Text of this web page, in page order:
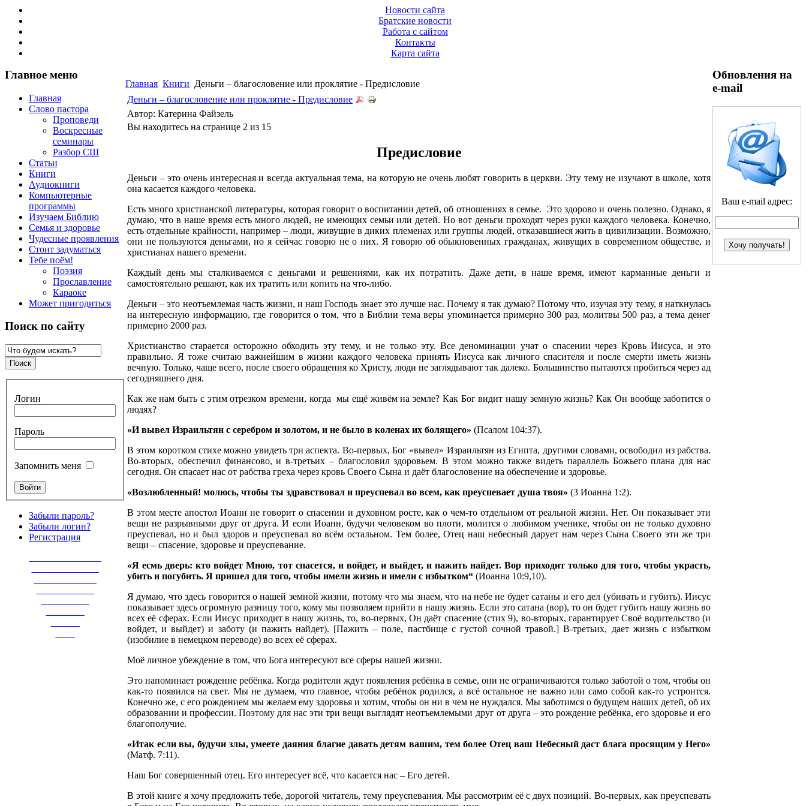
Новости сайта
Братские новости
Работа с сайтом
Контакты
Карта сайта
Главное меню
Главная
Слово пастора
Проповеди
Воскресные
семинары
Разбор СШ
Статьи
Книги
Аудиокниги
Компьютерные
программы
Изучаем Библию
Семья и здоровье
Чудесные проявления
Стоит задуматься
Тебе поём!
Поэзия
Прославление
Караоке
Может пригодиться
Поиск по сайту
Логин
Пароль
Запомнить меня
Забыли пароль?
Забыли логин?
Регистрация
Главная Книги Деньги – благословение или проклятие - Предисловие
Деньги – благословение или проклятие - Предисловие
Автор: Катерина Файзель
Вы находитесь на странице 2 из 15
Предисловие
Деньги – это очень интересная и всегда актуальная тема, на которую не очень любят говорить в церкви. Эту тему не изучают в школе, хотя
она касается каждого человека.
Есть много христианской литературы, которая говорит о воспитании детей, об отношениях в семье. Это здорово и очень полезно. Однако, я
думаю, что в наше время есть много людей, не имеющих семьи или детей. Но вот деньги проходят через руки каждого человека. Конечно,
есть отдельные крайности, например – люди, живущие в диких племенах или группы людей, отказавшиеся жить в цивилизации. Возможно,
они не пользуются деньгами, но я сейчас говорю не о них. Я говорю об обыкновенных гражданах, живущих в современном обществе, и
христианах нашего времени.
Каждый день мы сталкиваемся с деньгами и решениями, как их потратить. Даже дети, в наше время, имеют карманные деньги и
самостоятельно решают, как их тратить или копить на что-либо.
Деньги – это неотъемлемая часть жизни, и наш Господь знает это лучше нас. Почему я так думаю? Потому что, изучая эту тему, я наткнулась
на интересную информацию, где говорится о том, что в Библии тема веры упоминается примерно 300 раз, молитвы 500 раз, а тема денег
примерно 2000 раз.
Христианство старается осторожно обходить эту тему, и не только эту. Все деноминации учат о спасении через Кровь Иисуса, и это
правильно. Я тоже считаю важнейшим в жизни каждого человека принять Иисуса как личного спасителя и после смерти иметь жизнь
вечную. Только, чаще всего, после своего обращения ко Христу, люди не заглядывают так далеко. Большинство пытаются пробиться через ад
сегодняшнего дня.
Как же нам быть с этим отрезком времени, когда мы ещё живём на земле? Как Бог видит нашу земную жизнь? Как Он вообще заботится о
людях?
«И вывел Израильтян с серебром и золотом, и не было в коленах их болящего» (Псалом 104:37).
В этом коротком стихе можно увидеть три аспекта. Во-первых, Бог «вывел» Израильтян из Египта, другими словами, освободил из рабства.
Во-вторых, обеспечил финансово, и в-третьих – благословил здоровьем. В этом можно также видеть параллель Божьего плана для нас
сегодня. Он спасает нас от рабства греха через кровь Своего Сына и даёт благословение на обеспечение и здоровье.
«Возлюбленный! молюсь, чтобы ты здравствовал и преуспевал во всем, как преуспевает душа твоя» (3 Иоанна 1:2).
В этом месте апостол Иоанн не говорит о спасении и духовном росте, как о чем-то отдельном от реальной жизни. Нет. Он показывает эти
вещи не разрывными друг от друга. И если Иоанн, будучи человеком во плоти, молится о любимом ученике, чтобы он не только духовно
преуспевал, но и был здоров и преуспевал во всём остальном. Тем более, Отец наш небесный дарует нам через Сына Своего эти же три
вещи – спасение, здоровье и преуспевание.
«Я есмь дверь: кто войдет Мною, тот спасется, и войдет, и выйдет, и пажить найдет. Вор приходит только для того, чтобы украсть,
убить и погубить. Я пришел для того, чтобы имели жизнь и имели с избытком“ (Иоанна 10:9,10).
Я думаю, что здесь говорится о нашей земной жизни, потому что мы знаем, что на небе не будет сатаны и его дел (убивать и губить). Иисус
показывает здесь огромную разницу того, кому мы позволяем прийти в нашу жизнь. Если это сатана (вор), то он будет губить нашу жизнь во
всех её сферах. Если Иисус приходит в нашу жизнь, то, во-первых, Он даёт спасение (стих 9), во-вторых, гарантирует Своё водительство (и
войдет, и выйдет) и заботу (и пажить найдет). [Пажить – поле, пастбище с густой сочной травой.] В-третьих, дает жизнь с избытком
(изобилие в немецком переводе) во всех её сферах.
Моё личное убеждение в том, что Бога интересуют все сферы нашей жизни.
Это напоминает рождение ребёнка. Когда родители ждут появления ребёнка в семье, они не ограничиваются только заботой о том, чтобы он
как-то появился на свет. Мы не думаем, что главное, чтобы ребёнок родился, а всё остальное не важно или само собой как-то устроится.
Конечно же, с его рождением мы желаем ему здоровья и хотим, чтобы он ни в чем не нуждался. Мы заботимся о будущем наших детей, об их
образовании и профессии. Поэтому для нас эти три вещи выглядят неотъемлемыми друг от друга – это рождение ребёнка, его здоровье и его
благополучие.
«Итак если вы, будучи злы, умеете даяния благие давать детям вашим, тем более Отец ваш Небесный даст блага просящим у Него»
(Матф. 7:11).
Наш Бог совершенный отец. Его интересует всё, что касается нас – Его детей.
В этой книге я хочу предложить тебе, дорогой читатель, тему преуспевания. Мы рассмотрим её с двух позиций. Во-первых, как преуспевать
Обновления на
e-mail
Ваш e-mail адрес: